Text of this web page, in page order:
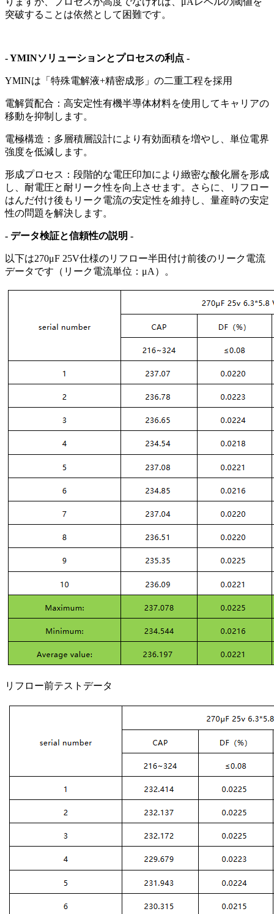
突破することは依然として困難です。
- YMINソリューションとプロセスの利点 -
YMINは「特殊電解液+精密成形」の二重工程を採用
電解質配合：高安定性有機半導体材料を使用してキャリアの
移動を抑制します。
電極構造：多層積層設計により有効面積を増やし、単位電界
強度を低減します。
形成プロセス：段階的な電圧印加により緻密な酸化層を形成
し、耐電圧と耐リーク性を向上させます。さらに、リフロー
はんだ付け後もリーク電流の安定性を維持し、量産時の安定
性の問題を解決します。
- データ検証と信頼性の説明 -
以下は270μF 25V仕様のリフロー半田付け前後のリーク電流
データです（リーク電流単位：μA）。
リフロー前テストデータ